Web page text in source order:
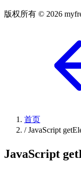
版权所有 © 2026
首页
/ JavaScript
JavaScript